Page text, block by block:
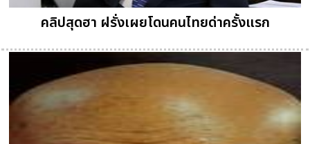
คลิปสุดฮา ฝรั่งเผยโดนคนไทยด่าครั้งแรก